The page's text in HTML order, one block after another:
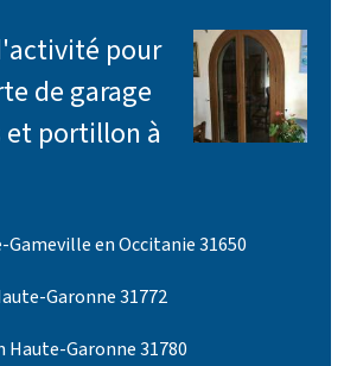
pour
de garage
portillon à
en Occitanie 31650
Garonne 31772
Garonne 31780